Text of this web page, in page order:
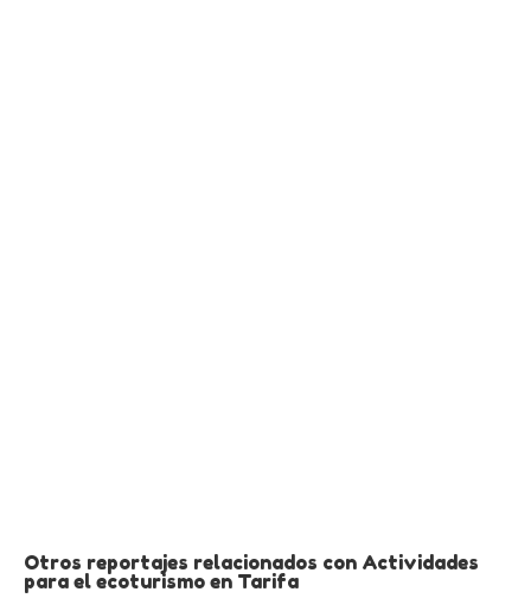
Otros reportajes relacionados con Actividades
para el ecoturismo en Tarifa